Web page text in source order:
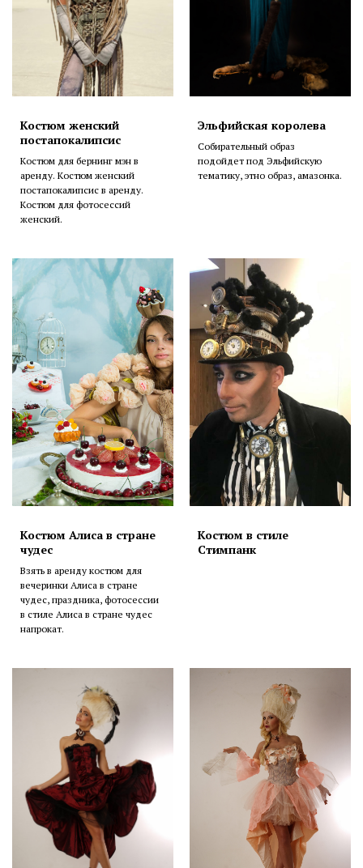
Костюм женский
постапокалипсис
Костюм для бернинг мэн в
аренду. Костюм женский
постапокалипсис в аренду.
Костюм для фотосессий
женский.
Эльфийская королева
Собирательный образ
подойдет под Эльфийскую
тематику, этно образ, амазонка.
Костюм Алиса в стране
чудес
Взять в аренду костюм для
вечеринки Алиса в стране
чудес, праздника, фотосессии
в стиле Алиса в стране чудес
напрокат.
Костюм в стиле
Стимпанк